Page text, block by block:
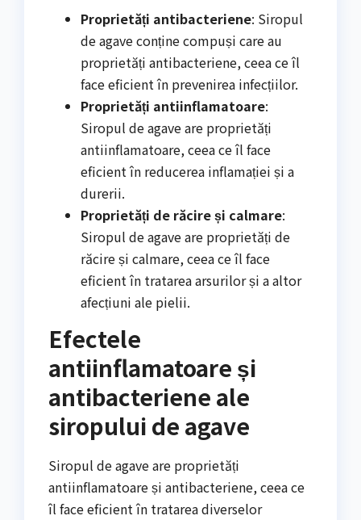
Proprietăți antibacteriene: Siropul
de agave conține compuși care au
proprietăți antibacteriene, ceea ce îl
face eficient în prevenirea infecțiilor.
Proprietăți antiinflamatoare:
Siropul de agave are proprietăți
antiinflamatoare, ceea ce îl face
eficient în reducerea inflamației și a
durerii.
Proprietăți de răcire și calmare:
Siropul de agave are proprietăți de
răcire și calmare, ceea ce îl face
eficient în tratarea arsurilor și a altor
afecțiuni ale pielii.
Efectele
antiinflamatoare și
antibacteriene ale
siropului de agave
Siropul de agave are proprietăți
antiinflamatoare și antibacteriene, ceea ce
îl face eficient în tratarea diverselor